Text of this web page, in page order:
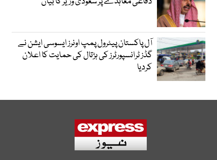
آل پاکستان پیٹرول پمپ اونرز ایسوسی ایشن نے
گڈز ٹرانسپورٹرز کی ہڑتال کی حمایت کا اعلان
کردیا